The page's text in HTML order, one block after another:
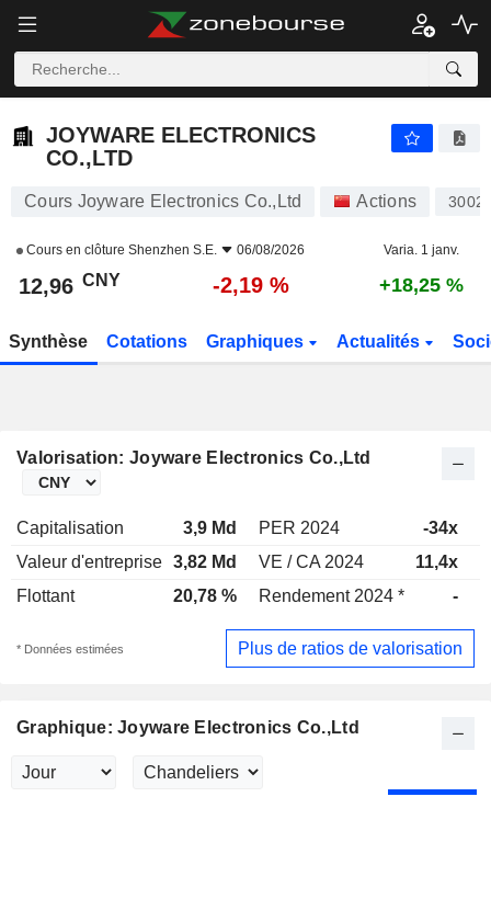
JOYWARE ELECTRONICS
CO.,LTD
Cours Joyware Electronics Co.,Ltd Actions
Cours en clôture Shenzhen S.E. 06/08/2026 Varia. 1 janv.
12,96 CNY -2,19 % +18,25 %
Synthèse Cotations Graphiques Actualités
Valorisation: Joyware Electronics Co.,Ltd
Capitalisation 3,9 Md PER 2024 -34x
Valeur d'entreprise 3,82 Md VE / CA 2024 11,4x
Flottant
20,78 % Rendement 2024 * -
* Données estimées Plus de ratios de valorisation
Graphique: Joyware Electronics Co.,Ltd